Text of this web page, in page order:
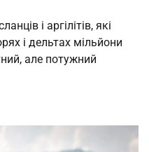
і аргілітів, які
і дельтах мільйони
але потужний